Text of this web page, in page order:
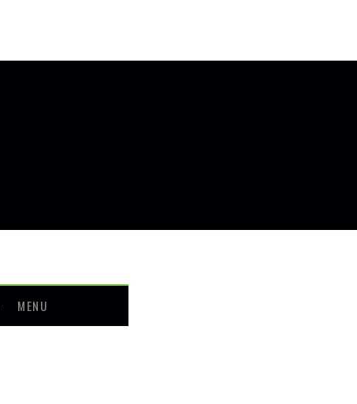
MENU